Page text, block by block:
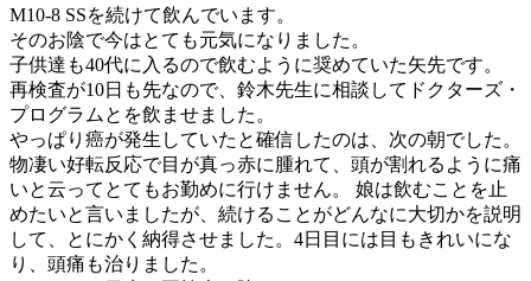
M10-8 SSを続けて飲んでいます。
そのお陰で今はとても元気になりました。
子供達も40代に入るので飲むように奨めていた矢先です。
再検査が10日も先なので、鈴木先生に相談してドクターズ・
プログラムとを飲ませました。
やっぱり癌が発生していたと確信したのは、次の朝でした。
物凄い好転反応で目が真っ赤に腫れて、頭が割れるように痛
いと云ってとてもお勤めに行けません。 娘は飲むことを止
めたいと言いましたが、続けることがどんなに大切かを説明
して、とにかく納得させました。4日目には目もきれいにな
り、頭痛も治りました。